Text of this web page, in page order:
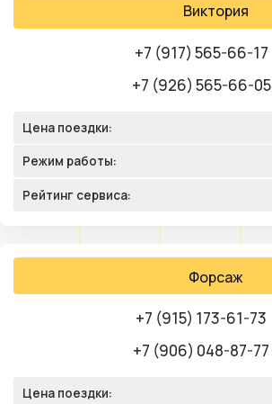
Виктория
+7 (917) 565-66-17
+7 (926) 565-66-05
Цена поездки:
Режим работы:
Рейтинг сервиса:
Форсаж
+7 (915) 173-61-73
+7 (906) 048-87-77
Цена поездки: